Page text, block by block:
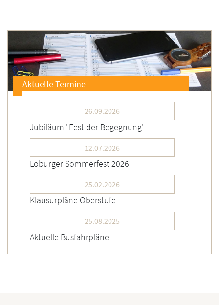
Aktuelle Termine
26.09.2026
Jubiläum "Fest der Begegnung"
12.07.2026
Loburger Sommerfest 2026
25.02.2026
Klausurpläne Oberstufe
25.08.2025
Aktuelle Busfahrpläne